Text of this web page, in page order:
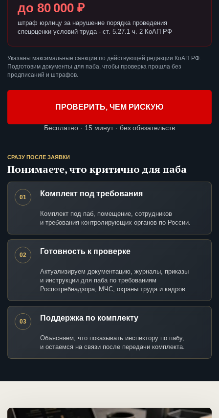
до 80 000 ₽
штраф юрлицу за нарушение порядка проведения
спецоценки условий труда - ст. 5.27.1 ч. 2 КоАП РФ
Указаны максимальные санкции по действующей редакции КоАП РФ.
Подготовим документы для паба, чтобы проверка прошла без
предписаний и штрафов.
ПРОВЕРИТЬ, ЧЕМ РИСКУЮ
Бесплатно · 15 минут · без обязательств
СРАЗУ ПОСЛЕ ЗАЯВКИ
Понимаете, что критично для паба
01 Комплект под требования
Комплект под паб, помещение, сотрудников
и требования контролирующих органов по России.
02 Готовность к проверке
Актуализируем документацию, журналы, приказы
и инструкции для паба по требованиям
Роспотребнадзора, МЧС, охраны труда и кадров.
03 Поддержка по комплекту
Объясняем, что показывать инспектору по пабу,
и остаемся на связи после передачи комплекта.